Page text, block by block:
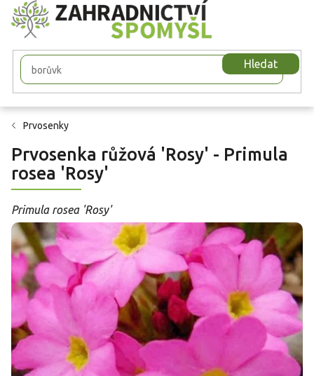
Přejít
na
obsah
Hledat
Prvosenky
Prvosenka růžová 'Rosy' - Primula
rosea 'Rosy'
Primula rosea 'Rosy'